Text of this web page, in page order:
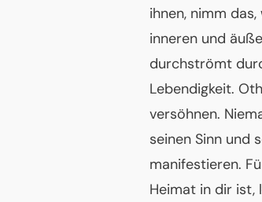
ihnen, nimm
inneren und
durchströmt
Lebendigkeit.
versöhnen.
seinen Sinn und
manifestieren.
Heimat in dir ist,